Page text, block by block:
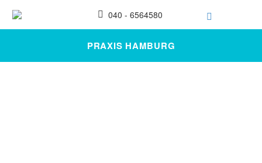
040 - 6564580
PRAXIS HAMBURG